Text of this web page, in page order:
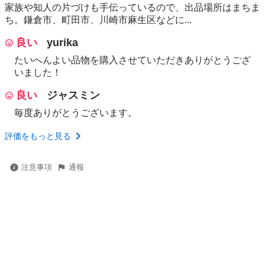
家族や知人の片づけも手伝っているので、出品場所はまちま
ち。鎌倉市、町田市、川崎市麻生区などに...
良い yurika
たいへんよい品物を購入させていただきありがとうござ
いました！
良い ジャスミン
毎度ありがとうございます。
評価をもっと見る
注意事項 通報